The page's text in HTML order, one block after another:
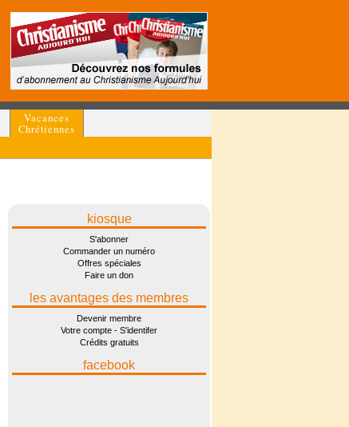
Vacances
Chrétiennes
kiosque
S'abonner
Commander un numéro
Offres spéciales
Faire un don
les avantages des membres
Devenir membre
Votre compte - S'identifer
Crédits gratuits
facebook